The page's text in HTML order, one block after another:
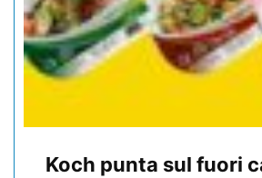
Koch punta sul fuori